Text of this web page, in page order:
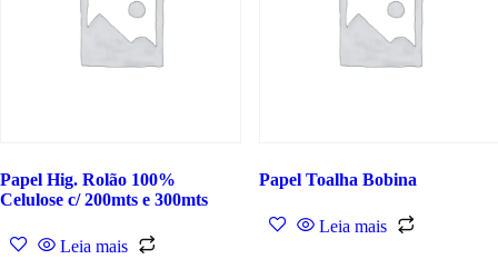
Papel Hig. Rolão 100%
Celulose c/ 200mts e 300mts
Leia mais
Papel Toalha Bobina
Leia mais